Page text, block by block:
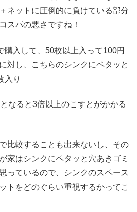
ネットに圧倒的に負けている部分
スパの悪さですね！
購入して、50枚以上入って100円
対し、こちらのシンクにペタッと
入り
なると3倍以上のこすとがかかる
比較することも出来ないし、その
家はシンクにペタッと穴あきゴミ
っているので、シンクのスペース
トをどのぐらい重視するかってこ